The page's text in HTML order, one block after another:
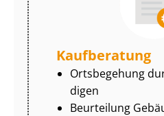
Kaufberatung
Ortsbegehung
di­gen
Beurteilung